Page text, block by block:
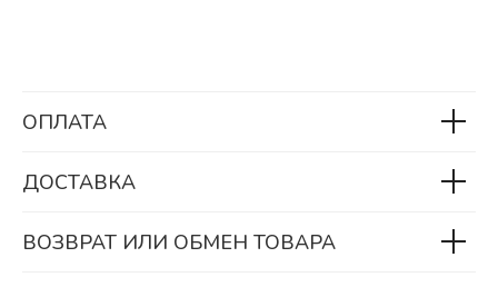
ОПЛАТА
ДОСТАВКА
ВОЗВРАТ ИЛИ ОБМЕН ТОВАРА